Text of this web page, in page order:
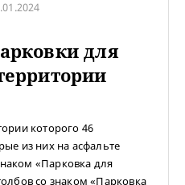
для
которого 46
из них на асфальте
«Парковка для
со знаком «Парковка